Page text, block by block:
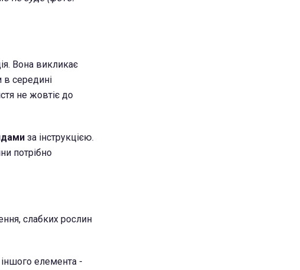
Вона викликає
в середині
не жовтіє до
за інструкцією.
потрібно
слабких рослин
елемента -